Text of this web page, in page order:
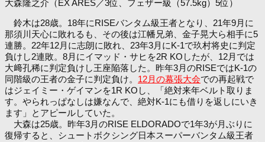
大森隆之介（EX ARES／3位、フェザー級（57.5kg）5位）
鈴木は28歳。18年にRISEバンタム級王者となり、21年9月に
那須川天心に敗れるも、その後は江幡兄弟、金子晃大ら相手に5
連勝。22年12月に志朗に敗れ、23年3月にK-1で玖村将史に判定
負けし2連敗。8月にイマッド・サヒを2R KOしたが、12月では
大﨑孔稀に判定負けし王座陥落した。昨年3月のRISEではK-1の
同階級の王者の金子に判定負け。 12月の幕張大会での再起戦で
はジェイミー・ゲイマンを1R KOし、「絶対来年ベルト取りま
す。やられっぱなしは嫌なんで、絶対K-1にも借りを返しにいき
ます」とアピールしていた。
大森は25歳。昨年3月のRISE ELDORADOで1年3が月ぶりに
復帰すると、シュートボクシング日本スーパーバンタム級王者